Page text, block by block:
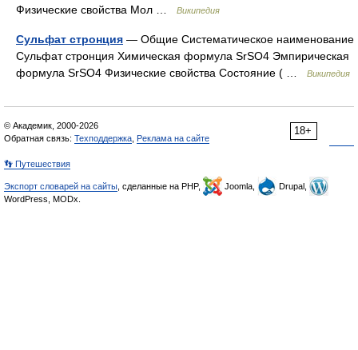
Физические свойства Мол …
Википедия
Сульфат стронция — Общие Систематическое наименование
Сульфат стронция Химическая формула SrSO4 Эмпирическая
формула SrSO4 Физические свойства Состояние ( …
Википедия
18+
© Академик, 2000-2026
Обратная связь: Техподдержка Реклама на сайте
👣 Путешествия
Экспорт словарей на сайты , сделанные на PHP, Joomla,
Drupal,
WordPress, MODx.